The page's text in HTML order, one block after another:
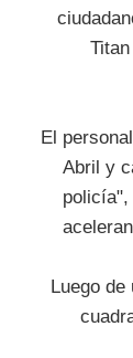
El
Abril y
policía",
Luego de